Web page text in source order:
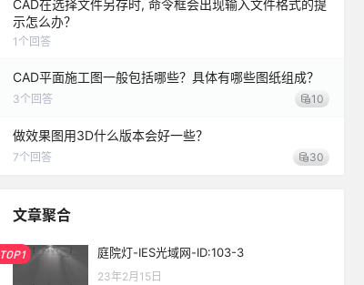
CAD在选择文件另存时, 命令框会出现输入文件格式的提
示怎么办？
1 个回答
CAD平面施工图一般包括哪些？具体有哪些图纸组成？
3个回答 10
做效果图用3D什么版本会好一些？
7个回答 30
文章聚合
TOP1 庭院灯-IES光域网-ID:103-3
23年2月15日